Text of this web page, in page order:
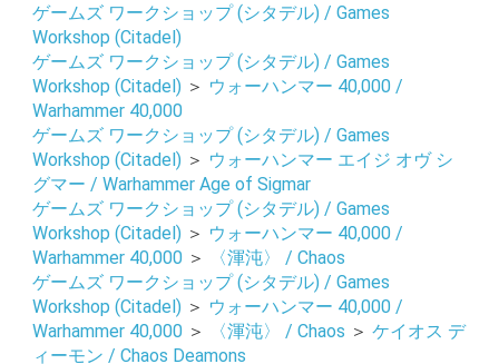
ゲームズ ワークショップ (シタデル) / Games
Workshop (Citadel)
ゲームズ ワークショップ (シタデル) / Games
Workshop (Citadel) ＞ ウォーハンマー 40,000 /
Warhammer 40,000
ゲームズ ワークショップ (シタデル) / Games
Workshop (Citadel) ＞ ウォーハンマー エイジ オヴ シ
グマー / Warhammer Age of Sigmar
ゲームズ ワークショップ (シタデル) / Games
Workshop (Citadel) ＞ ウォーハンマー 40,000 /
Warhammer 40,000 ＞
〈渾沌〉 / Chaos
ゲームズ ワークショップ (シタデル) / Games
Workshop (Citadel) ＞ ウォーハンマー 40,000 /
Warhammer 40,000 ＞ 〈渾沌〉 / Chaos ＞ ケイオス デ
ィーモン / Chaos Deamons